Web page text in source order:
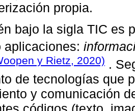
propia.
bajo la sigla TIC es
aplicaciones:
y Rietz, 2020) .
de tecnologías que
y comunicación